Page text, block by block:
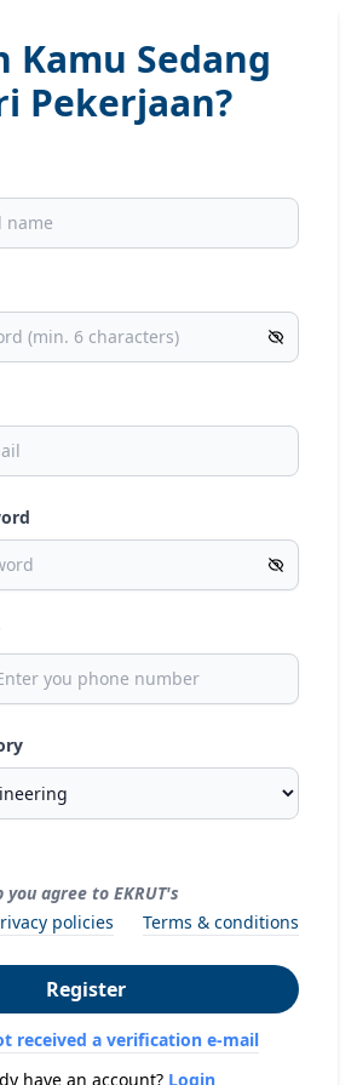
Kamu Sedang
Pekerjaan?
you agree to EKRUT's
policies
Terms & conditions
Register
received a verification e-mail
have an account? Login